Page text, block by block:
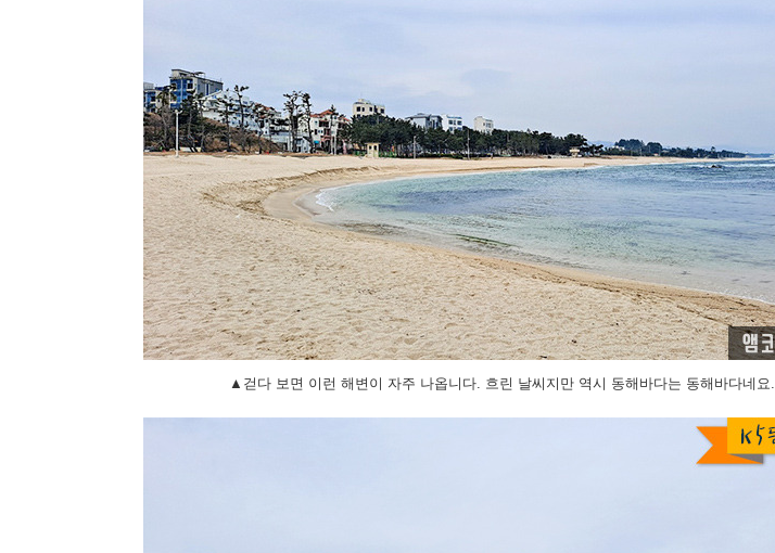
▲걷다 보면 이런 해변이 자주 나옵니다. 흐린 날씨지만 역시 동해바다는 동해바다네요.